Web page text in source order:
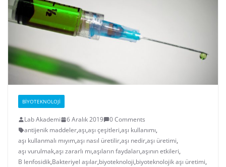
BIYOTEKNOLOJI
Lab Akademi 6 Aralık 2019
0 Comments
antijenik maddeler,aşı,aşı çeşitleri,aşı kullanımı,
aşı kullanmalı mıyım,aşı nasıl üretilir,aşı nedir,aşı üretimi,
aşı vurulmak,aşı zararlı mı,aşıların faydaları,aşının etkileri,
B lenfosidik,Bakteriyel aşılar,biyoteknoloji,biyoteknolojik aşı üretimi,